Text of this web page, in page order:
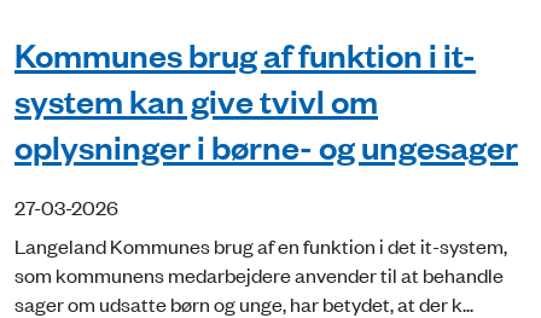
Kommunes brug af funktion i it-
system kan give tvivl om
oplysninger i børne- og ungesager
27-03-2026
Langeland Kommunes brug af en funktion i det it-system,
som kommunens medarbejdere anvender til at behandle
sager om udsatte børn og unge, har betydet, at der k...